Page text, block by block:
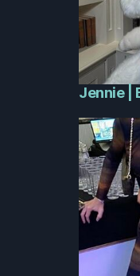
Jennie |